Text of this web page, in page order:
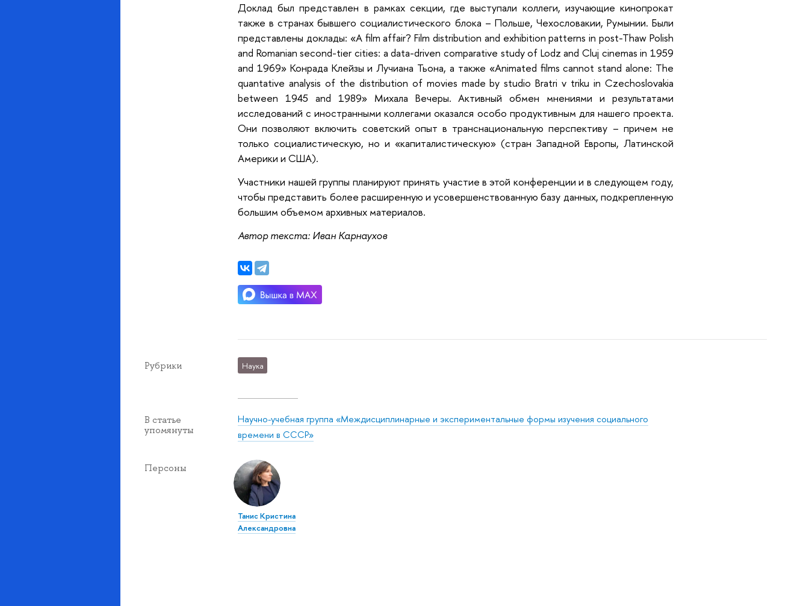
Доклад был представлен в рамках секции, где выступали коллеги, изучающие кинопрокат
также в странах бывшего социалистического блока – Польше, Чехословакии, Румынии. Были
представлены доклады: «A film affair? Film distribution and exhibition patterns in post-Thaw Polish
and Romanian second-tier cities: a data-driven comparative study of Lodz and Cluj cinemas in 1959
and 1969» Конрада Клейзы и Лучиана Тьона, а также «Animated films cannot stand alone: The
quantative analysis of the distribution of movies made by studio Bratri v triku in Czechoslovakia
between 1945 and 1989» Михала Вечеры. Активный обмен мнениями и результатами
исследований с иностранными коллегами оказался особо продуктивным для нашего проекта.
Они позволяют включить советский опыт в транснациональную перспективу – причем не
только социалистическую, но и «капиталистическую» (стран Западной Европы, Латинской
Америки и США).
Участники нашей группы планируют принять участие в этой конференции и в следующем году,
чтобы представить более расширенную и усовершенствованную базу данных, подкрепленную
большим объемом архивных материалов.
Автор текста: Иван Карнаухов
Рубрики Наука
В статье
упомянуты
Научно-учебная группа «Междисциплинарные и экспериментальные формы изучения социального
времени в СССР»
Персоны
Танис Кристина
Александровна